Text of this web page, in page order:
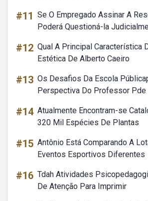
#11 Se O Empregado Assinar A
Poderá Questioná-la
#12 Qual A Principal Característica
Estética De Alberto Caeiro
#13 Os Desafios Da Escola
Perspectiva Do Professor Pde
#14 Atualmente Encontram-se
320 Mil Espécies De Plantas
#15 Antônio Está Comparando A
Eventos Esportivos Diferentes
#16 Tdah Atividades
De Atenção Para Imprimir